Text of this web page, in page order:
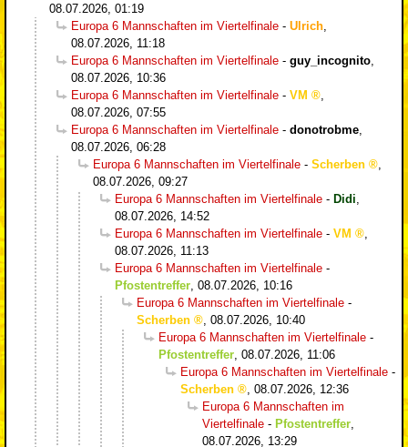
08.07.2026, 01:19
Europa 6 Mannschaften im Viertelfinale - Ulrich
08.07.2026, 11:18
Europa 6 Mannschaften im Viertelfinale - guy_incognito
08.07.2026, 10:36
Europa 6 Mannschaften im Viertelfinale - VM
08.07.2026, 07:55
Europa 6 Mannschaften im Viertelfinale - donotrobme
08.07.2026, 06:28
Europa 6 Mannschaften im Viertelfinale - Scherben
08.07.2026, 09:27
Europa 6 Mannschaften im Viertelfinale - Didi
08.07.2026, 14:52
Europa 6 Mannschaften im Viertelfinale - VM
08.07.2026, 11:13
Europa 6 Mannschaften im Viertelfinale -
Pfostentreffer 08.07.2026, 10:16
Europa 6 Mannschaften im Viertelfinale -
Scherben
08.07.2026, 10:40
Europa 6 Mannschaften im Viertelfinale -
Pfostentreffer 08.07.2026, 11:06
Europa 6 Mannschaften im Viertelfinale -
Scherben
08.07.2026, 12:36
Europa 6 Mannschaften im
Viertelfinale - Pfostentreffer
08.07.2026, 13:29